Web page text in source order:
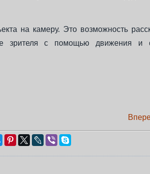
на камеру. Это возможность
зрителя с помощью движения и